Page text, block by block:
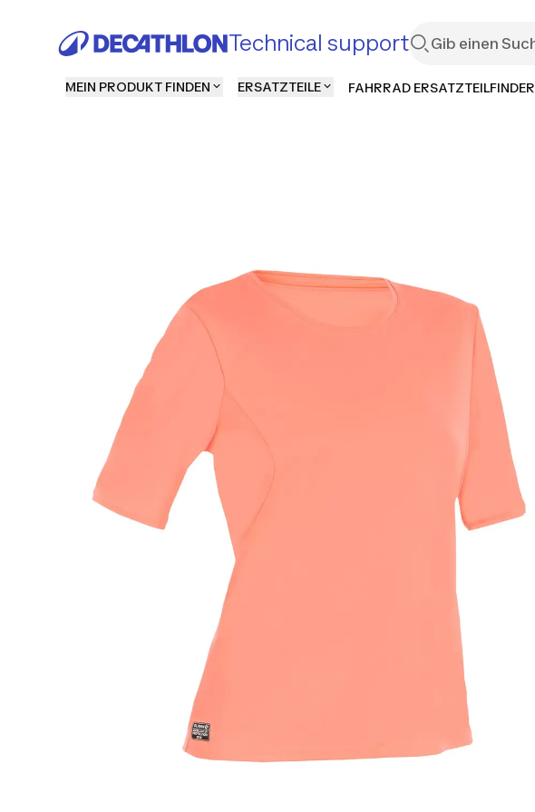
Technical support
MEIN PRODUKT FINDEN ERSATZTEILE FAHRRAD ERSATZTEILFINDER